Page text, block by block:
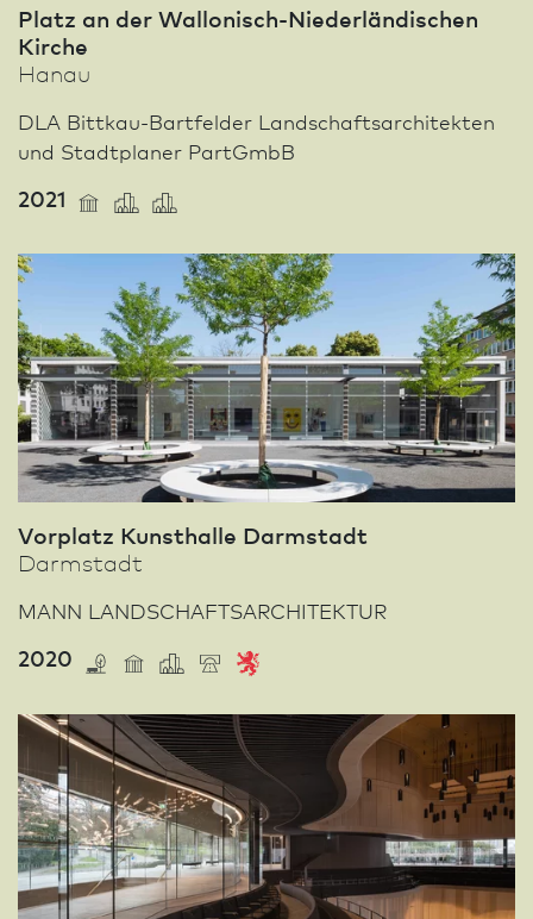
Platz an der Wallonisch-Niederländischen
Kirche
Hanau
DLA Bittkau-Bartfelder Landschafts­architekten
und Stadt­planer PartGmbB
2021
Vorplatz Kunsthalle Darm­stadt
Darm­stadt
MANN LAND­SCHAFTS­ARCHI­TEKTUR
2020